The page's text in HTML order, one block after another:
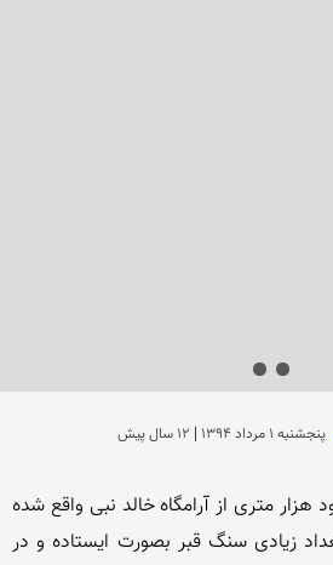
پنجشنبه 1 مرداد 1394 | 12 سال پیش